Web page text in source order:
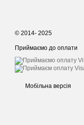
© 2014- 2025
Приймаємо до оплати
Мобільна версія